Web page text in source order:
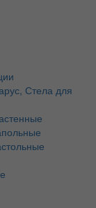
Стела для